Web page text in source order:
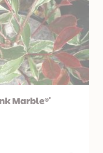
Marble®'